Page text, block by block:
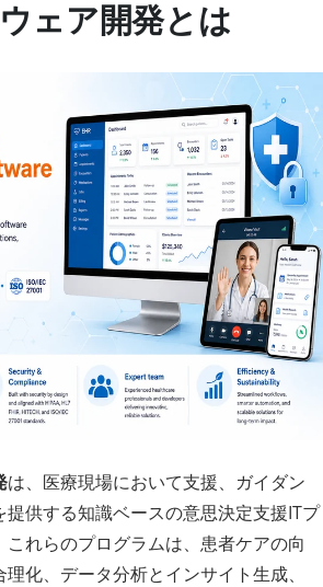
ェア開発とは
は、医療現場において支援、ガイダン
供する知識ベースの意思決定支援ITプ
これらのプログラムは、患者ケアの向
化、データ分析とインサイト生成、